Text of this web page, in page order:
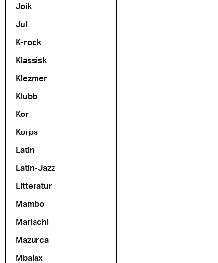
Joik
Jul
K-rock
Klassisk
Klezmer
Klubb
Kor
Korps
Latin
Latin-Jazz
Litteratur
Mambo
Mariachi
Mazurca
Mbalax